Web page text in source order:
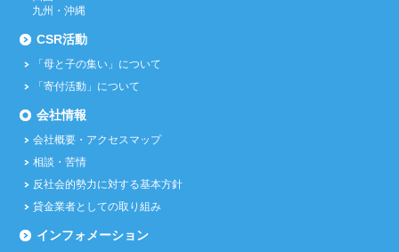
九州・沖縄
CSR活動
「母と子の集い」について
「寄付活動」について
会社情報
会社概要・アクセスマップ
相談・苦情
反社会的勢力に対する基本方針
貸金業者としての取り組み
インフォメーション